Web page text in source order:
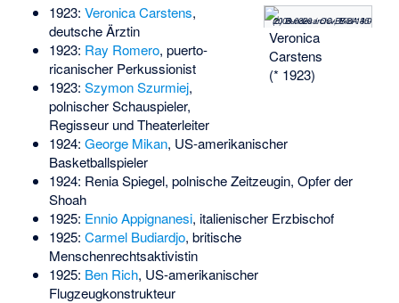
(c) Bundesarchiv, Bild 146-2008-0320 / CC-BY-SA 3.0
Veronica
Carstens
(* 1923)
1923: Veronica Carstens,
deutsche Ärztin
1923: Ray Romero, puerto-
ricanischer Perkussionist
1923: Szymon Szurmiej,
polnischer Schauspieler,
Regisseur und Theaterleiter
1924: George Mikan, US-amerikanischer
Basketballspieler
1924: Renia Spiegel, polnische Zeitzeugin, Opfer der
Shoah
1925: Ennio Appignanesi, italienischer Erzbischof
1925: Carmel Budiardjo, britische
Menschenrechtsaktivistin
1925: Ben Rich, US-amerikanischer
Flugzeugkonstrukteur